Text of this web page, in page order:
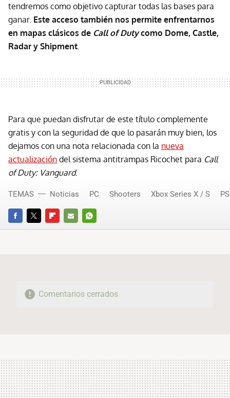
tendremos como objetivo capturar todas las bases para
ganar. Este acceso también nos permite enfrentarnos
en mapas clásicos de Call of Dutycomo Dome, Castle,
Radar y Shipment
Para que puedan disfrutar de este título complemente
gratis y con la seguridad de que lo pasarán muy bien, los
dejamos con una nota relacionada con la nueva
actualización del sistema antitrampas Ricochet para Call
of Duty: Vanguard.
FACEBOOKTWITTERFLIPBOARD
E-
WHATSAPP
TEMAS Noticias PC Shooters Xbox Series X / S
Comentarios cerrados